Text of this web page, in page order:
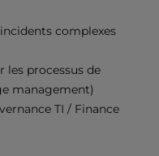
complexes
les processus de
management)
TI / Finance